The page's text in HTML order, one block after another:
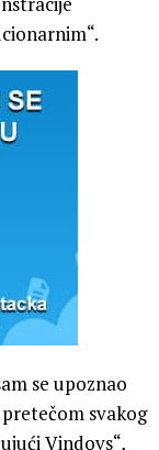
se upoznao
svakog
Vindovs“,